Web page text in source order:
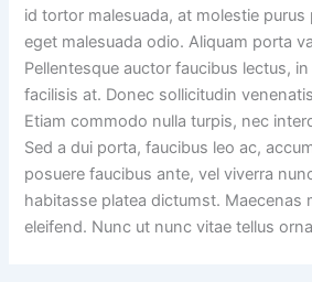
id tortor malesuada, at molestie purus
eget malesuada odio. Aliquam porta
Pellentesque auctor faucibus lectus,
facilisis at. Donec sollicitudin
Etiam commodo nulla turpis, nec
Sed a dui porta, faucibus leo ac,
posuere faucibus ante, vel viverra
habitasse platea dictumst. Maecenas
eleifend. Nunc ut nunc vitae tellus